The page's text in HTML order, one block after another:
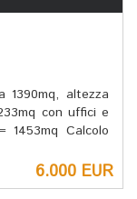
1390mq, altezza
con uffici e
1453mq Calcolo
6.000 EUR